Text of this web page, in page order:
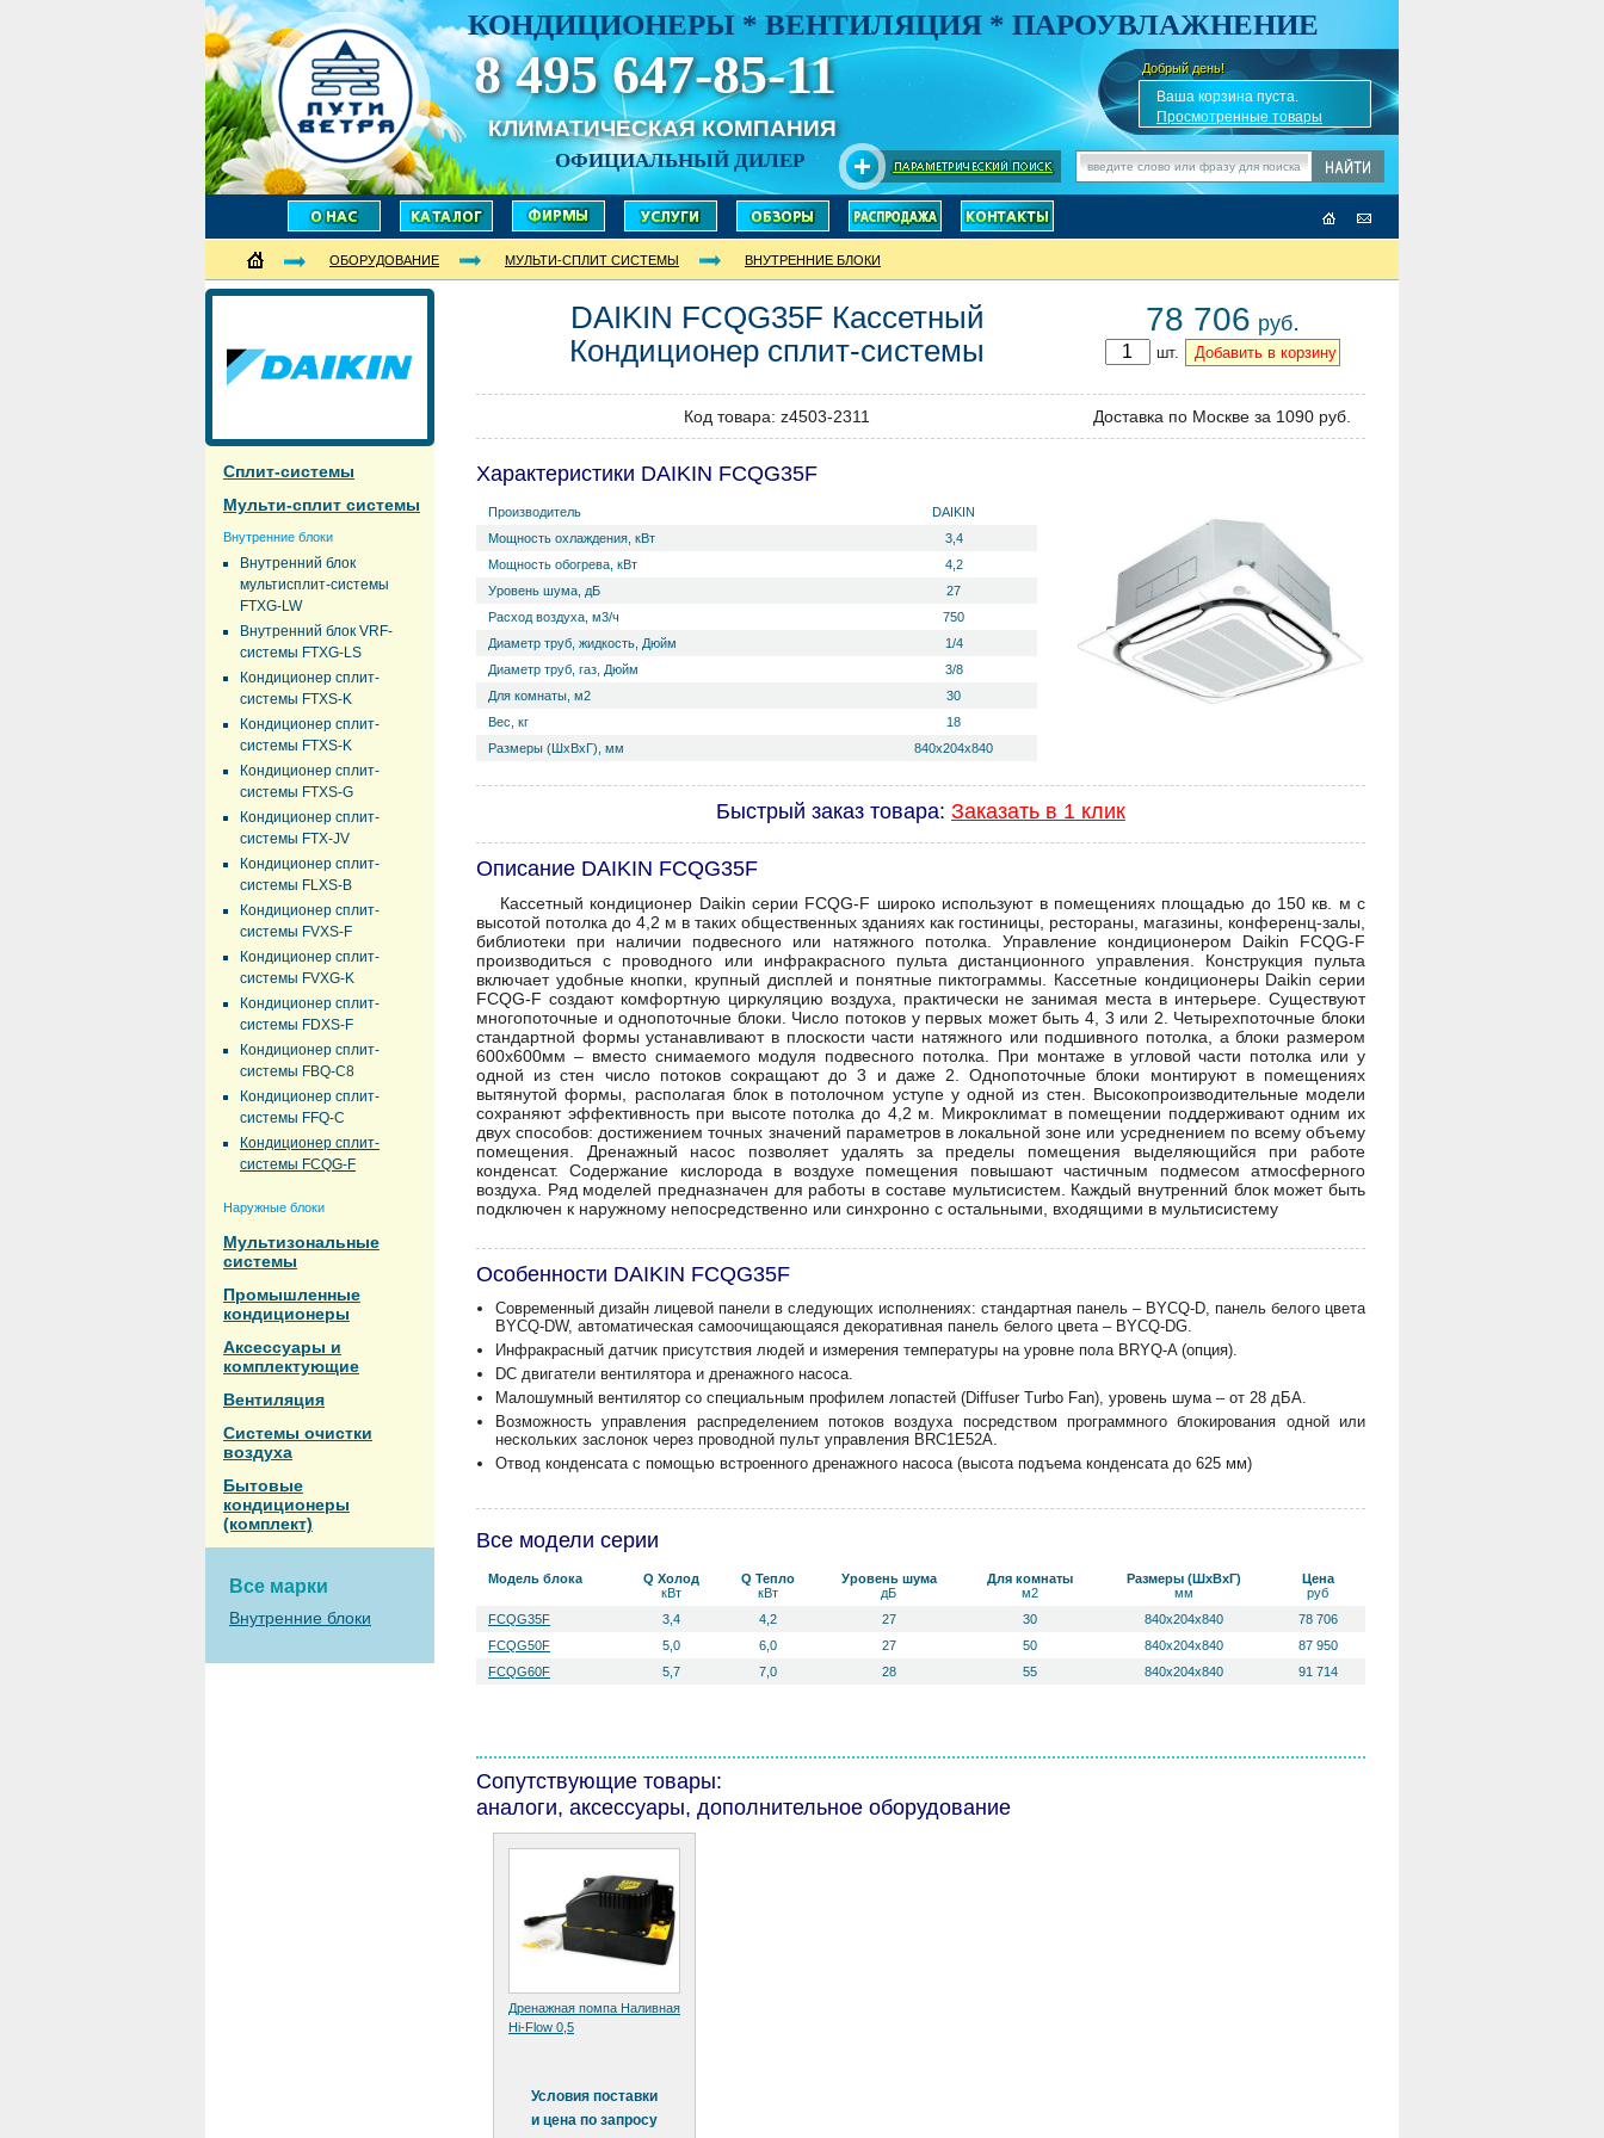
КОНДИЦИОНЕРЫ * ВЕНТИЛЯЦИЯ * ПАРОУВЛАЖНЕНИЕ
8 495 647-85-11
КЛИМАТИЧЕСКАЯ КОМПАНИЯ
ОФИЦИАЛЬНЫЙ ДИЛЕР
Добрый день!
✎Ваша корзина пуста.
Просмотренные товары
ОБОРУДОВАНИЕ МУЛЬТИ-СПЛИТ СИСТЕМЫ ВНУТРЕННИЕ БЛОКИ
Сплит-системы
Мульти-сплит системы
Внутренние блоки
Внутренний блок
мультисплит-системы
FTXG-LW
Внутренний блок VRF-
системы FTXG-LS
Кондиционер сплит-
системы FTXS-K
Кондиционер сплит-
системы FTXS-K
Кондиционер сплит-
системы FTXS-G
Кондиционер сплит-
системы FTX-JV
Кондиционер сплит-
системы FLXS-B
Кондиционер сплит-
системы FVXS-F
Кондиционер сплит-
системы FVXG-K
Кондиционер сплит-
системы FDXS-F
Кондиционер сплит-
системы FBQ-C8
Кондиционер сплит-
системы FFQ-C
Кондиционер сплит-
системы FCQG-F
Наружные блоки
Мультизональные
системы
Промышленные
кондиционеры
Аксессуары и
комплектующие
Вентиляция
Системы очистки
воздуха
Бытовые
кондиционеры
(комплект)
Все марки
Внутренние блоки
DAIKIN FCQG35F Кассетный
Кондиционер сплит-системы
78 706 руб.
шт.
Код товара: z4503-2311 Доставка по Москве за 1090 руб.
Характеристики DAIKIN FCQG35F
Производитель
DAIKIN
Мощность охлаждения, кВт
3,4
Мощность обогрева, кВт
4,2
Уровень ш­ума, дБ
27
Расход воздуха, м3/ч
750
Диаметр труб, жидкость, Дюйм
1/4
Диаметр труб, газ, Дюйм
3/8
Для комнаты, м2
30
Вес, кг
18
Размеры (ШхВхГ), мм
840х204х840
Быстрый заказ товара: Заказать в 1 клик
Описание DAIKIN FCQG35F
Кассетный кондиционер Daikin серии FCQG-F широко используют в помещениях площадью до 150 кв. м с
высотой потолка до 4,2 м в таких общественных зданиях как гостиницы, рестораны, магазины, конференц-залы,
библиотеки при наличии подвесного или натяжного потолка. Управление кондиционером Daikin FCQG-F
производиться с проводного или инфракрасного пульта дистанционного управления. Конструкция пульта
включает удобные кнопки, крупный дисплей и понятные пиктограммы. Кассетные кондиционеры Daikin серии
FCQG-F создают комфортную циркуляцию воздуха, практически не занимая места в интерьере. Существуют
многопоточные и однопоточные блоки. Число потоков у первых может быть 4, 3 или 2. Четырехпоточные блоки
стандартной формы устанавливают в плоскости части натяжного или подшивного потолка, а блоки размером
600х600мм – вместо снимаемого модуля подвесного потолка. При монтаже в угловой части потолка или у
одной из стен число потоков сокращают до 3 и даже 2. Однопоточные блоки монтируют в помещениях
вытянутой формы, располагая блок в потолочном уступе у одной из стен. Высокопроизводительные модели
сохраняют эффективность при высоте потолка до 4,2 м. Микроклимат в помещении поддерживают одним их
двух способов: достижением точных значений параметров в локальной зоне или усреднением по всему объему
помещения. Дренажный насос позволяет удалять за пределы помещения выделяющийся при работе
конденсат. Содержание кислорода в воздухе помещения повышают частичным подмесом атмосферного
воздуха. Ряд моделей предназначен для работы в составе мультисистем. Каждый внутренний блок может быть
подключен к наружному непосредственно или синхронно с остальными, входящими в мультисистему
Особенности DAIKIN FCQG35F
Современный дизайн лицевой панели в следующих исполнениях: cтандартная панель – BYCQ-D, панель белого цвета
BYCQ-DW, автоматическая самоочищающаяся декоративная панель белого цвета – BYCQ-DG.
Инфракрасный датчик присутствия людей и измерения температуры на уровне пола BRYQ-A (опция).
DC двигатели вентилятора и дренажного насоса.
Малошумный вентилятор со специальным профилем лопастей (Diffuser Turbo Fan), уровень шума – от 28 дБА.
Возможность управления распределением потоков воздуха посредством программного блокирования одной или
нескольких заслонок через проводной пульт управления BRC1E52A.
Отвод конденсата с помощью встроенного дренажного насоса (высота подъема конденсата до 625 мм)
Все модели серии
Модель блока
Q Холод
кВт
Q Тепло
кВт
Уровень ш­ума
дБ
Для комнаты
м2
Размеры (ШхВхГ)
мм
Цена
руб
FCQG35F
3,4 4,2 27 30 840х204х840
78 706
FCQG50F
5,0 6,0 27 50 840х204х840
87 950
FCQG60F
5,7 7,0 28 55 840х204х840 91 714
Сопутствующие товары:
аналоги, аксессуары, дополнительное оборудование
Дренажная помпа Наливная
Hi-Flow 0,5
Условия поставки
и цена по запросу